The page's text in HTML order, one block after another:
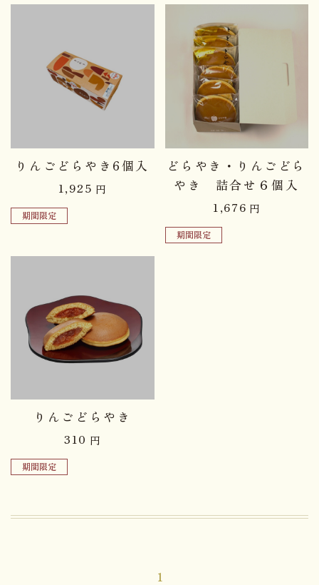
品切れ中
りんごどらやき6個入
1,925 円
期間限定
品切れ中
どらやき・りんごどら
やき 詰合せ６個入
1,676 円
期間限定
品切れ中
りんごどらやき
310 円
期間限定
1